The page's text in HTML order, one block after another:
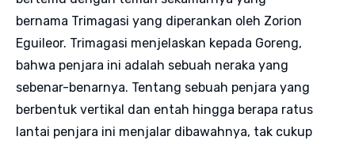
bernama Trimagasi yang diperankan oleh Zorion
Eguileor. Trimagasi menjelaskan kepada Goreng,
bahwa penjara ini adalah sebuah neraka yang
sebenar-benarnya. Tentang sebuah penjara yang
berbentuk vertikal dan entah hingga berapa ratus
lantai penjara ini menjalar dibawahnya, tak cukup